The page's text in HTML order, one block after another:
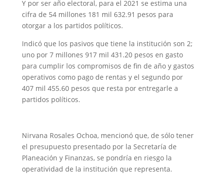
Y por ser año electoral, para el 2021 se estima una
cifra de 54 millones 181 mil 632.91 pesos para
otorgar a los partidos políticos.
Indicó que los pasivos que tiene la institución son 2;
uno por 7 millones 917 mil 431.20 pesos en gasto
para cumplir los compromisos de fin de año y gastos
operativos como pago de rentas y el segundo por
407 mil 455.60 pesos que resta por entregarle a
partidos políticos.
Nirvana Rosales Ochoa, mencionó que, de sólo tener
el presupuesto presentado por la Secretaría de
Planeación y Finanzas, se pondría en riesgo la
operatividad de la institución que representa.